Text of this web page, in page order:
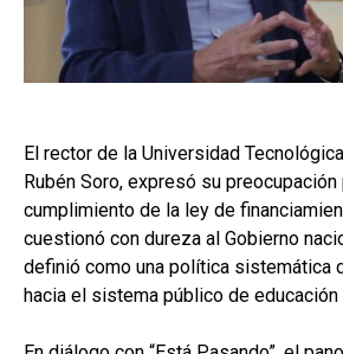
El rector de la Universidad
Rubén Soro, expresó su
cumplimiento de la ley de
cuestionó con dureza al Gobierno
definió como una política sistemática
hacia el sistema público de educación